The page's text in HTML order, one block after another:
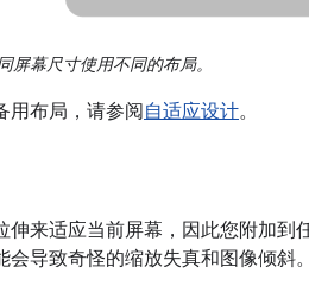
屏幕尺寸使用不同的布局。
用布局，请参阅 自适应设计。
伸来适应当前屏幕，因此您附加
导致奇怪的缩放失真和图像倾斜。